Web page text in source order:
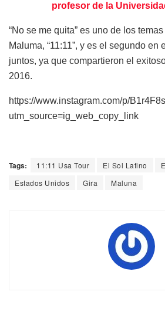
profesor de la
“No se me quita” es uno de los
Maluma, “11:11”, y es el segundo en
juntos, ya que compartieron el exitoso
2016.
https://www.instagram.com/p/
utm_source=ig_web_copy_link
Tags: 11:11 Usa Tour El Sol Latino
Estados Unidos
Gira Maluna